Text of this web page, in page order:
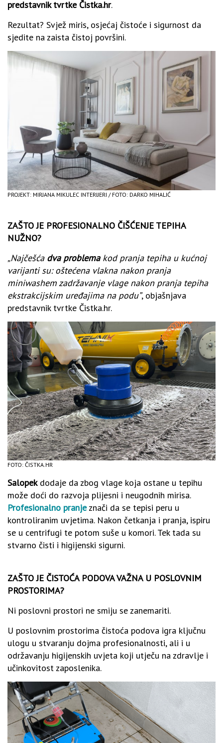
predstavnik tvrtke Čistka.hr.
Rezultat? Svjež miris, osjećaj čistoće i sigurnost da
sjedite na zaista čistoj površini.
PROJEKT: MIRJANA MIKULEC INTERIJERI / FOTO: DARKO MIHALIĆ
ZAŠTO JE PROFESIONALNO ČIŠĆENJE TEPIHA
NUŽNO?
„Najčešća dva problemakod pranja tepiha u kućnoj
varijanti su: oštećena vlakna nakon pranja
miniwashem zadržavanje vlage nakon pranja tepiha
ekstrakcijskim uređajima na podu”, objašnjava
predstavnik tvrtke Čistka.hr.
FOTO: ČISTKA.HR
Salopekdodaje da zbog vlage koja ostane u tepihu
može doći do razvoja plijesni i neugodnih mirisa.
Profesionalno pranjeznači da se tepisi peru u
kontroliranim uvjetima. Nakon četkanja i pranja, ispiru
se u centrifugi te potom suše u komori. Tek tada su
stvarno čisti i higijenski sigurni.
ZAŠTO JE ČISTOĆA PODOVA VAŽNA U POSLOVNIM
PROSTORIMA?
Ni poslovni prostori ne smiju se zanemariti.
U poslovnim prostorima čistoća podova igra ključnu
ulogu u stvaranju dojma profesionalnosti, ali i u
održavanju higijenskih uvjeta koji utječu na zdravlje i
učinkovitost zaposlenika.